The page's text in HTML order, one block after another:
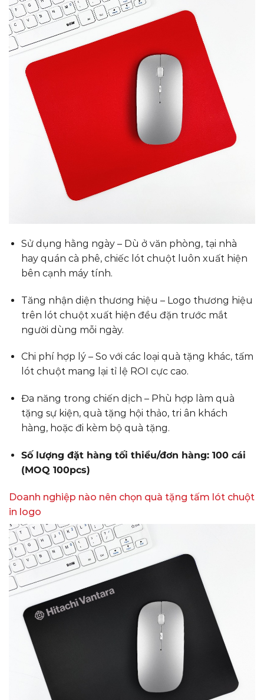
Sử dụng hằng ngày – Dù ở văn phòng, tại nhà
hay quán cà phê, chiếc lót chuột luôn xuất hiện
bên cạnh máy tính.
Tăng nhận diện thương hiệu – Logo thương hiệu
trên lót chuột xuất hiện đều đặn trước mắt
người dùng mỗi ngày.
Chi phí hợp lý – So với các loại quà tặng khác, tấm
lót chuột mang lại tỉ lệ ROI cực cao.
Đa năng trong chiến dịch – Phù hợp làm quà
tặng sự kiện, quà tặng hội thảo, tri ân khách
hàng, hoặc đi kèm bộ quà tặng.
Số lượng đặt hàng tối thiểu/đơn hàng: 100 cái
(MOQ 100pcs)
Doanh nghiệp nào nên chọn quà tặng tấm lót chuột
in logo